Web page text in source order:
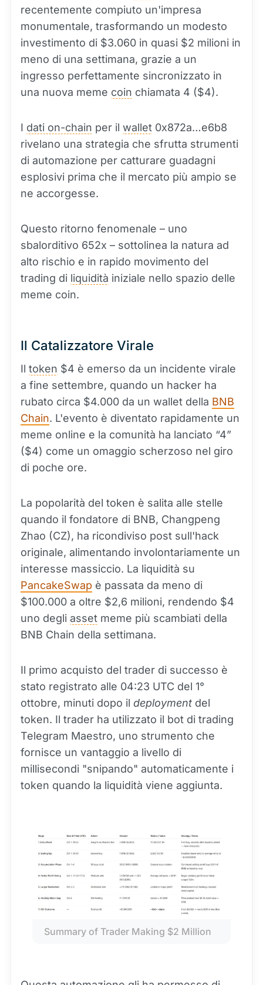
recentemente compiuto un'impresa
monumentale, trasformando un modesto
investimento di $3.060 in quasi $2 milioni in
meno di una settimana, grazie a un
ingresso perfettamente sincronizzato in
una nuova meme coin chiamata 4 ($4).
I dati on-chain per il wallet 0x872a…e6b8
rivelano una strategia che sfrutta strumenti
di automazione per catturare guadagni
esplosivi prima che il mercato più ampio se
ne accorgesse.
Questo ritorno fenomenale – uno
sbalorditivo 652x – sottolinea la natura ad
alto rischio e in rapido movimento del
trading di liquidità iniziale nello spazio delle
meme coin.
Il Catalizzatore Virale
Il token $4 è emerso da un incidente virale
a fine settembre, quando un hacker ha
rubato circa $4.000 da un wallet della BNB
Chain. L'evento è diventato rapidamente un
meme online e la comunità ha lanciato “4”
($4) come un omaggio scherzoso nel giro
di poche ore.
La popolarità del token è salita alle stelle
quando il fondatore di BNB, Changpeng
Zhao (CZ), ha ricondiviso post sull'hack
originale, alimentando involontariamente un
interesse massiccio. La liquidità su
PancakeSwap è passata da meno di
$100.000 a oltre $2,6 milioni, rendendo $4
uno degli asset meme più scambiati della
BNB Chain della settimana.
Il primo acquisto del trader di successo è
stato registrato alle 04:23 UTC del 1°
ottobre, minuti dopo il deployment del
token. Il trader ha utilizzato il bot di trading
Telegram Maestro, uno strumento che
fornisce un vantaggio a livello di
millisecondi "snipando" automaticamente i
token quando la liquidità viene aggiunta.
Summary of Trader Making $2 Million